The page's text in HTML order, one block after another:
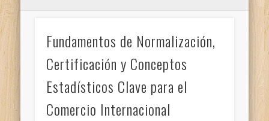
Fundamentos de Normalización,
Certificación y Conceptos
Estadísticos Clave para el
Comercio Internacional